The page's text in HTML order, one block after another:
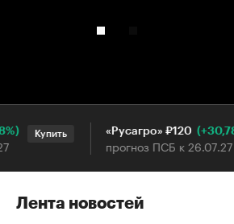
Купить «Русагро» ₽120 (+30,78%)
прогноз ПСБ к 26.07.27
Лента новостей